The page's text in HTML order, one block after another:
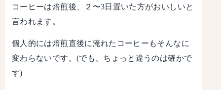
コーヒーは焙煎後、２〜3日置いた方がおいしいと
言われます。
個人的には焙煎直後に淹れたコーヒーもそんなに
変わらないです。(でも、ちょっと違うのは確かで
す)